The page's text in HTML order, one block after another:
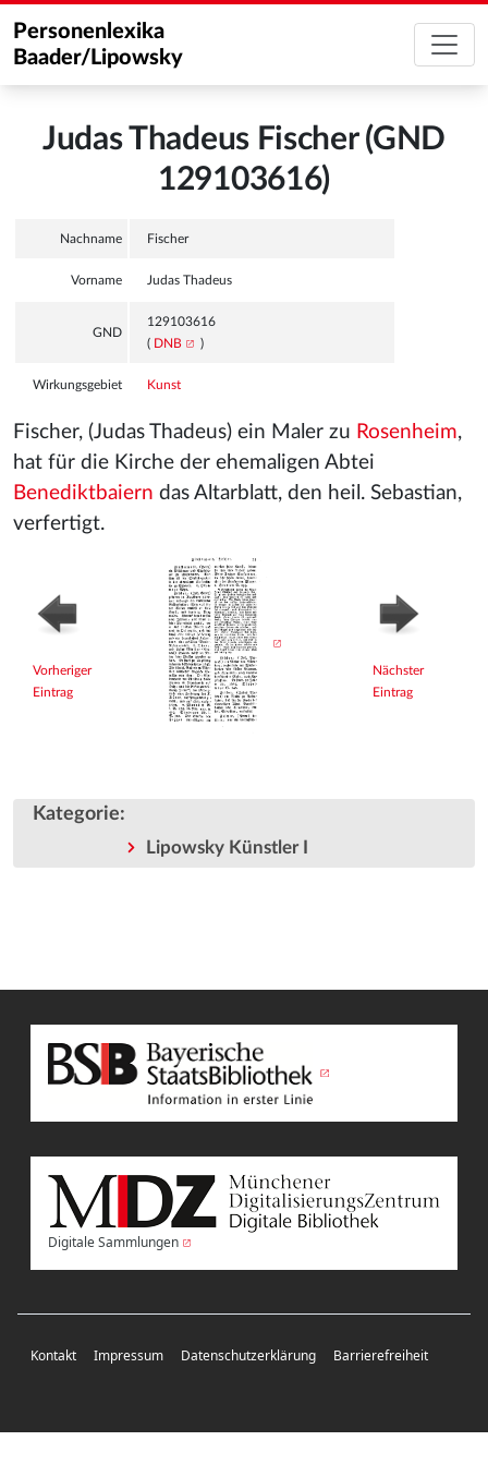
Personenlexika
Baader/Lipowsky
Judas Thadeus Fischer (GND
129103616)
Nachname Fischer
Vorname Judas Thadeus
GND
129103616
( DNB )
Wirkungsgebiet Kunst
Fischer, (Judas Thadeus) ein Maler zu Rosenheim,
hat für die Kirche der ehemaligen Abtei
Benediktbaiern das Altarblatt, den heil. Sebastian,
verfertigt.
Vorheriger
Eintrag
Nächster
Eintrag
Kategorie:
Lipowsky Künstler I
Digitale Sammlungen
Kontakt Impressum Datenschutzerklärung Barrierefreiheit